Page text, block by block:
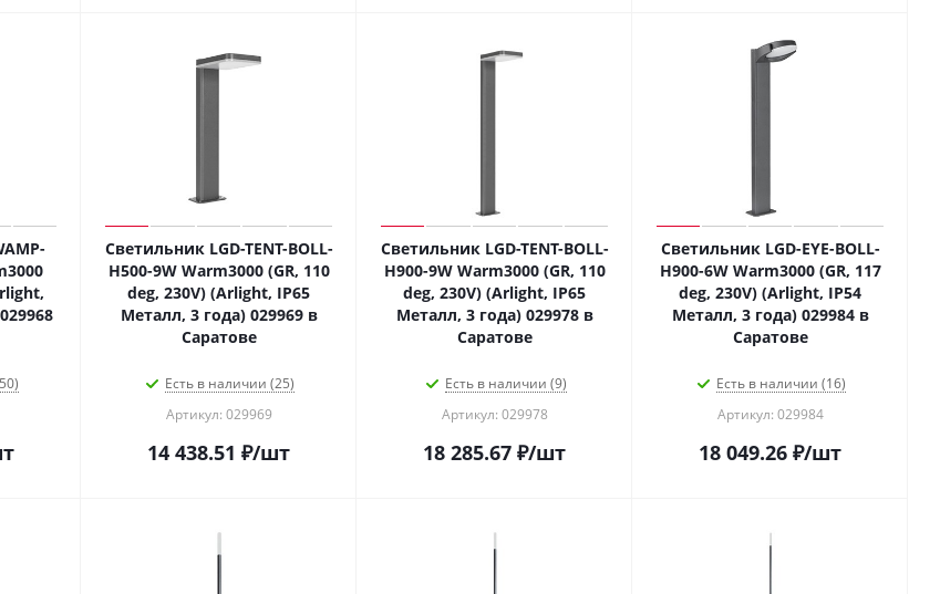
Светильник LGD-TENT-BOLL-
H500-9W Warm3000 (GR, 110
deg, 230V) (Arlight, IP65
Металл, 3 года) 029969 в
Саратове
Есть в наличии (25)
Артикул: 029969
14 438.51 ₽/шт
Светильник LGD-TENT-BOLL-
H900-9W Warm3000 (GR, 110
deg, 230V) (Arlight, IP65
Металл, 3 года) 029978 в
Саратове
Есть в наличии (9)
Артикул: 029978
18 285.67 ₽/шт
Светильник LGD-EYE-BOLL-
H900-6W Warm3000 (GR, 117
deg, 230V) (Arlight, IP54
Металл, 3 года) 029984 в
Саратове
Есть в наличии (16)
Артикул: 029984
18 049.26 ₽/шт